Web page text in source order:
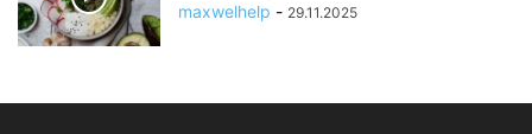
maxwelhelp - 29.11.2025